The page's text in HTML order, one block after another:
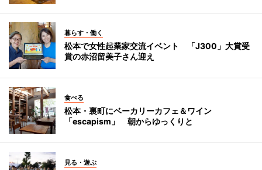
暮らす・働く
松本で女性起業家交流イベント 「J300」大賞受
賞の赤沼留美子さん迎え
食べる
松本・裏町にベーカリーカフェ＆ワイン
「escapism」 朝からゆっくりと
見る・遊ぶ